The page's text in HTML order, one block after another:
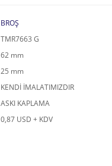
BROŞ
TMR7663 G
62 mm
25 mm
KENDİ İMALATIMIZDIR
ASKI KAPLAMA
0,87 USD + KDV